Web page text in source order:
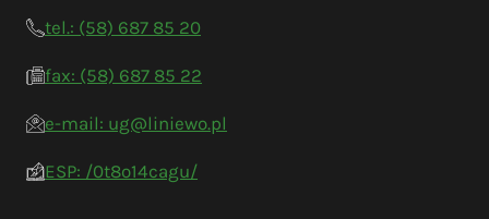
tel.: (58) 687 85 20
fax: (58) 687 85 22
e-mail: ug@liniewo.pl
ESP: /0t8o14cagu/